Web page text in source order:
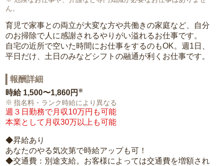
ん。
育児で家事との両立が大変な方や共働きの家庭など、自分
のお掃除で人に感謝されるやりがい溢れるお仕事です。
自宅の近所で空いた時間にお仕事をするのもOK。週1日、
平日だけ、土日のみなどシフトの融通が利くお仕事です。
報酬詳細
時給 1,500〜1,860円 ※
指名料・ランク時給により異なる
週３日勤務で月収10万円も可能
本業として月収30万以上も可能
◆昇給あり
あなたのやる気次第で時給アップも可！
◆交通費：別途支給。お客様によっては交通費を増額され